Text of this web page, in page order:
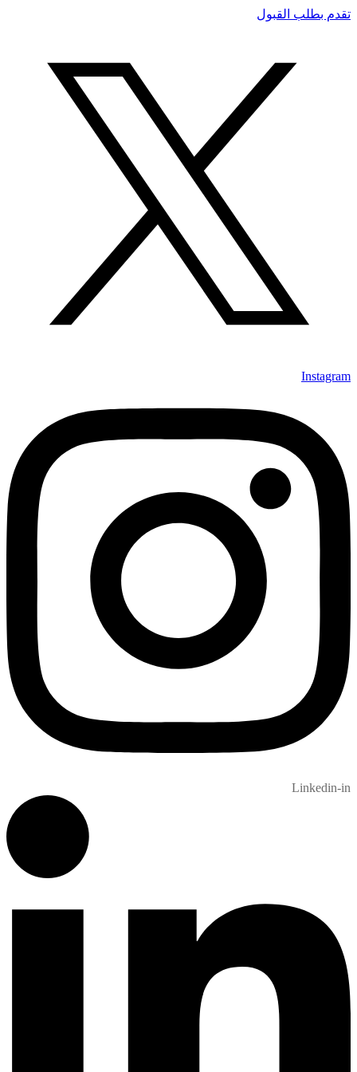
تقدم بطلب القبول
Instagram
Linkedin-in